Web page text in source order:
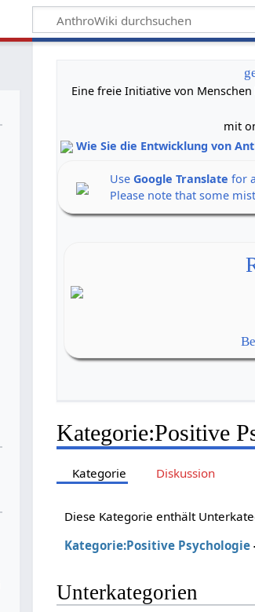
Eine freie Initiative von Menschen
mit
Wie Sie die Entwicklung von
UseGoogle Translate for
Please note that some
Kategorie:Positive
Kategorie Diskussion
Diese Kategorie enthält
Kategorie:Positive Psychologie
Unterkategorien